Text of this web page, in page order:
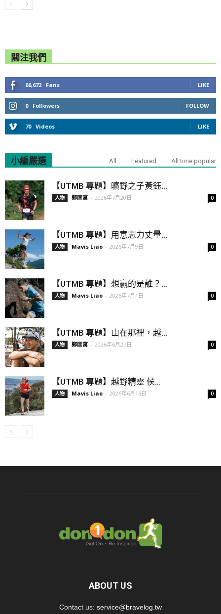
關注我們
66,672 Fans LIKE
0 Followers FOLLOW
70 Videos LIKE
小編嚴選 All Featured All time popular
【UTMB 專題】曠野之子黃鈺...
人物 鄭匡寓 - 2026年7月20日 0
【UTMB 專題】用意志力丈量...
人物 Mavis Liao - 2026年7月9日 0
【UTMB 專題】想贏的是誰？...
人物 Mavis Liao - 2026年7月1日 0
【UTMB 專題】山在那裡，越...
人物 鄭匡寓 - 2026年6月27日 0
【UTMB 專題】越野精靈 侯...
人物 Mavis Liao - 2026年6月16日 0
ABOUT US
Contact us: service@bravelog.tw